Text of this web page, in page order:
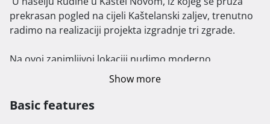
prekrasan pogled na cijeli Kaštelanski zaljev, trenutno
radimo na realizaciji projekta izgradnje tri zgrade.
Na ovoj zanimljivoj lokaciji nudimo moderno
dizajnirane stanove različitih veličina, u rasponu od 50
dvosobne i trosobne stanove. Opremljeni su
Show more
Basic features